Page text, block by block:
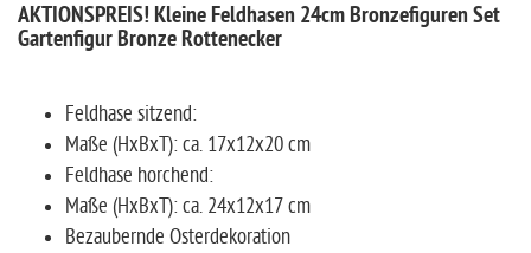
AKTIONSPREIS! Kleine Feldhasen 24cm Bronzefiguren Set
Gartenfigur Bronze Rottenecker
Feldhase sitzend:
Maße (HxBxT): ca. 17x12x20 cm
Feldhase horchend:
Maße (HxBxT): ca. 24x12x17 cm
Bezaubernde Osterdekoration